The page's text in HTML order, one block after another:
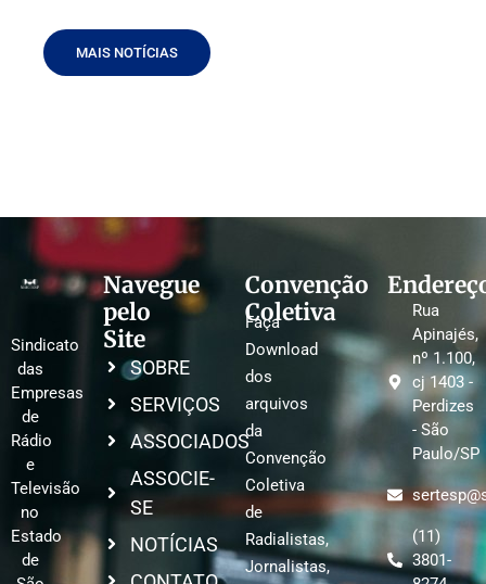
MAIS NOTÍCIAS
Sindicato
das
Empresas
de
Rádio
e
Televisão
no
Estado
de
Navegue
pelo
Site
SOBRE
SERVIÇOS
ASSOCIADOS
ASSOCIE-
SE
NOTÍCIAS
Convenção
Coletiva
Faça
Download
dos
arquivos
da
Convenção
Coletiva
de
Radialistas,
Jornalistas,
Rua
Apinajés,
nº 1.100,
cj 1403 -
Perdizes
- São
Paulo/SP
(11)
3801-